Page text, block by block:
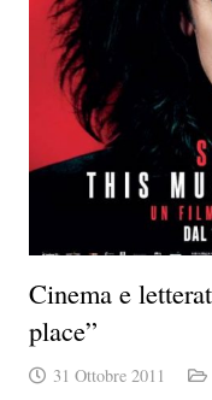
Cinema e
place”
31 Ottobre 2011